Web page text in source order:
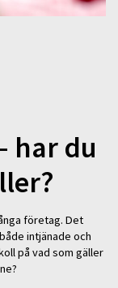
har du
företag. Det
intjänade och
på vad som gäller